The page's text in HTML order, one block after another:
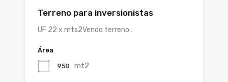
Terreno para inversionistas
UF 22 x mts2Vendo terreno…
Área
950 mt2